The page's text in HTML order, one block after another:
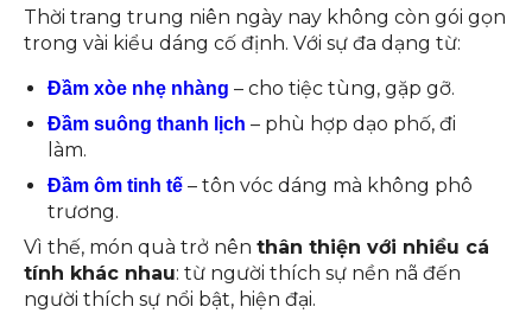
Thời trang trung niên ngày nay không còn gói gọn
trong vài kiểu dáng cố định. Với sự đa dạng từ:
Đầm xòe nhẹ nhàng – cho tiệc tùng, gặp gỡ.
Đầm suông thanh lịch – phù hợp dạo phố, đi
làm.
Đầm ôm tinh tế – tôn vóc dáng mà không phô
trương.
Vì thế, món quà trở nên thân thiện với nhiều cá
tính khác nhau: từ người thích sự nền nã đến
người thích sự nổi bật, hiện đại.